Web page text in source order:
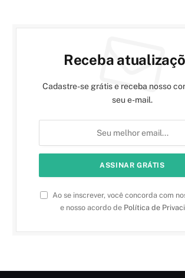
Receba
Cadastre-se grátis e receba nosso
seu e-mail.
Ao se inscrever, você concorda com
e nosso acordo de Política de